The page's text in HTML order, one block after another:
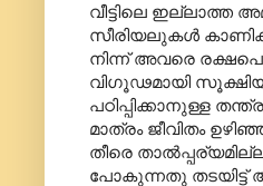
വീട്ടിലെ ഇല്ലാത്ത
സീരിയലുകൾ
നിന്ന് അവരെ
വിഗൂഢമായി
പഠിപ്പിക്കാനുള്ള
മാത്രം ജീവിതം
തീരെ
പോകുന്നതു തടയിട്ട്